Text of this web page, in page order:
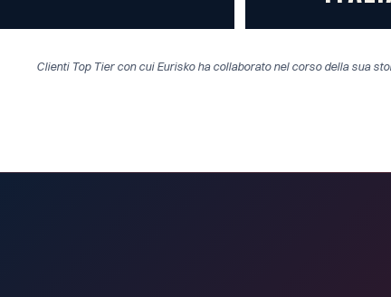
Clienti Top Tier con cui Eurisko ha collaborato nel corso della sua